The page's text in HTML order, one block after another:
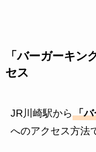
「バーガーキン
セス
JR川崎駅から 「バ
へのアクセス方法